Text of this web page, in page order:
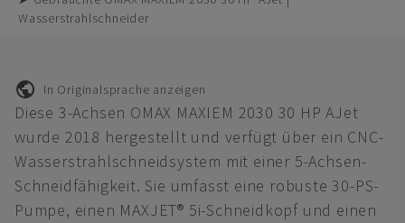
Wasserstrahlschneider
In Originalsprache anzeigen
Diese 3-Achsen OMAX MAXIEM 2030 30 HP AJet
wurde 2018 hergestellt und verfügt über ein CNC-
Wasserstrahlschneidsystem mit einer 5-Achsen-
Schneidfähigkeit. Sie umfasst eine robuste 30-PS-
Pumpe, einen MAXJET® 5i-Schneidkopf und einen